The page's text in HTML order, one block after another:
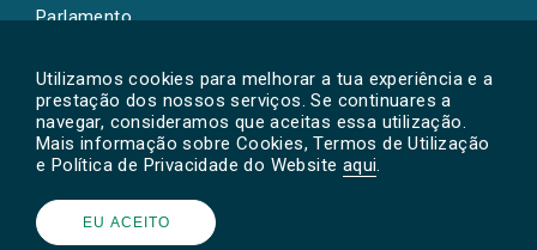
Utilizamos cookies para melhorar a tua experiência e a
prestação dos nossos serviços. Se continuares a
navegar, consideramos que aceitas essa utilização.
Mais informação sobre Cookies, Termos de Utilização
e Política de Privacidade do Website aqui.
EU ACEITO
Parlamento
Powered by © PAN 2026